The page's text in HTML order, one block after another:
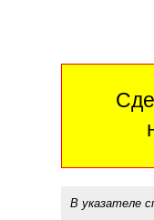
В указателе